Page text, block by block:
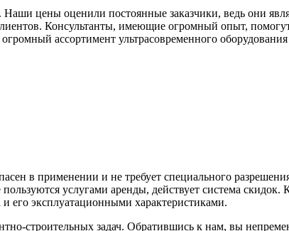
Наши цены оценили постоянные заказчики, ведь они
Консультанты, имеющие огромный опыт,
ассортимент ультрасовременного
в применении и не требует специального
услугами аренды, действует система скидок.
его эксплуатационными характеристиками.
строительных задач. Обратившись к нам, вы